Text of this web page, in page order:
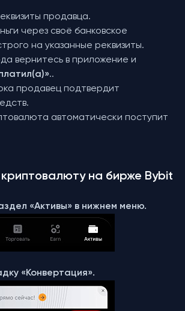
продавца.
через своё банковское
на указанные реквизиты.
вернитесь в приложение и
..
продавец подтвердит
автоматически поступит
на бирже Bybit
«Активы» в нижнем меню.
«Конвертация».